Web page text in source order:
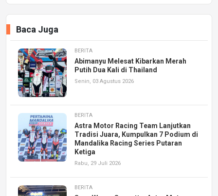
Baca Juga
BERITA
Abimanyu Melesat Kibarkan Merah
Putih Dua Kali di Thailand
Senin, 03 Agustus 2026
BERITA
Astra Motor Racing Team Lanjutkan
Tradisi Juara, Kumpulkan 7 Podium di
Mandalika Racing Series Putaran
Ketiga
Rabu, 29 Juli 2026
BERITA